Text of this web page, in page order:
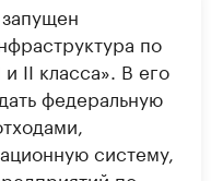
по
II класса». В его
федеральную
систему,